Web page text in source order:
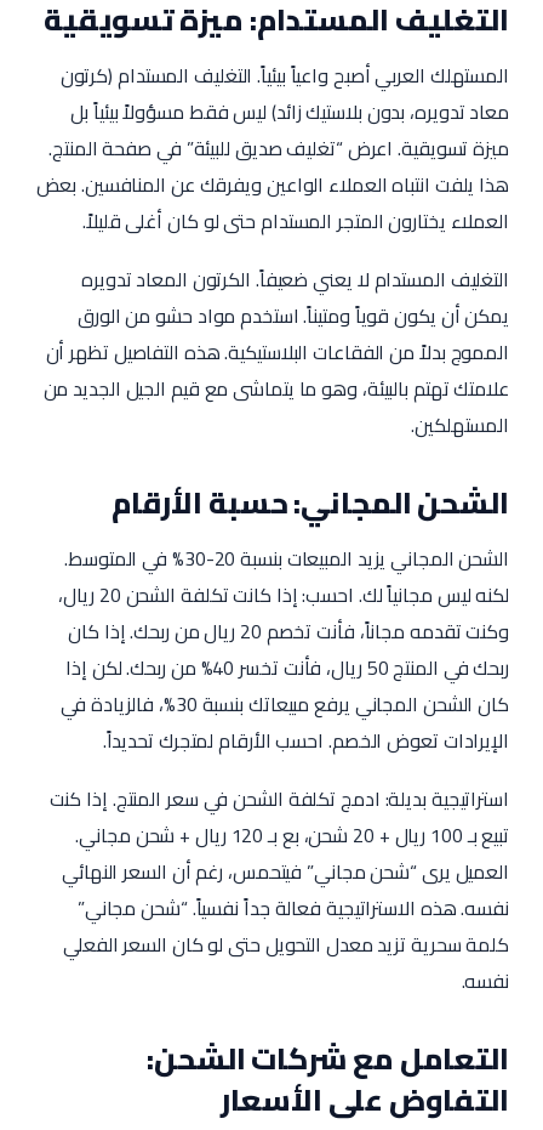
التغليف المستدام: ميزة تسويقية
المستهلك العربي أصبح واعياً بيئياً. التغليف المستدام (كرتون
معاد تدويره، بدون بلاستيك زائد) ليس فقط مسؤولاً بيئياً بل
ميزة تسويقية. اعرض “تغليف صديق للبيئة” في صفحة المنتج.
هذا يلفت انتباه العملاء الواعين ويفرقك عن المنافسين. بعض
العملاء يختارون المتجر المستدام حتى لو كان أغلى قليلاً.
التغليف المستدام لا يعني ضعيفاً. الكرتون المعاد تدويره
يمكن أن يكون قوياً ومتيناً. استخدم مواد حشو من الورق
المموج بدلاً من الفقاعات البلاستيكية. هذه التفاصيل تظهر أن
علامتك تهتم بالبيئة، وهو ما يتماشى مع قيم الجيل الجديد من
المستهلكين.
الشحن المجاني: حسبة الأرقام
الشحن المجاني يزيد المبيعات بنسبة 20-30% في المتوسط.
لكنه ليس مجانياً لك. احسب: إذا كانت تكلفة الشحن 20 ريال،
وكنت تقدمه مجاناً، فأنت تخصم 20 ريال من ربحك. إذا كان
ربحك في المنتج 50 ريال، فأنت تخسر 40% من ربحك. لكن إذا
كان الشحن المجاني يرفع مبيعاتك بنسبة 30%، فالزيادة في
الإيرادات تعوض الخصم. احسب الأرقام لمتجرك تحديداً.
استراتيجية بديلة: ادمج تكلفة الشحن في سعر المنتج. إذا كنت
تبيع بـ 100 ريال + 20 شحن، بع بـ 120 ريال + شحن مجاني.
العميل يرى “شحن مجاني” فيتحمس، رغم أن السعر النهائي
نفسه. هذه الاستراتيجية فعالة جداً نفسياً. “شحن مجاني”
كلمة سحرية تزيد معدل التحويل حتى لو كان السعر الفعلي
نفسه.
التعامل مع شركات الشحن:
التفاوض على الأسعار